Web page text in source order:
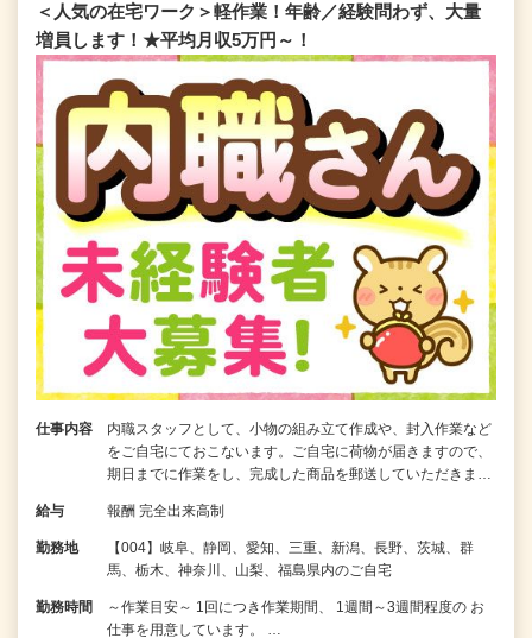
＜人気の在宅ワーク＞軽作業！年齢／経験問わず、大量
増員します！★平均月収5万円～！
仕事内容
内職スタッフとして、小物の組み立て作成や、封入作業など
をご自宅にておこないます。ご自宅に荷物が届きますので、
期日までに作業をし、完成した商品を郵送していただきま…
給与 報酬 完全出来高制
勤務地
【004】岐阜、静岡、愛知、三重、新潟、長野、茨城、群
馬、栃木、神奈川、山梨、福島県内のご自宅
勤務時間
～作業目安～ 1回につき作業期間、 1週間～3週間程度の お
仕事を用意しています。 …